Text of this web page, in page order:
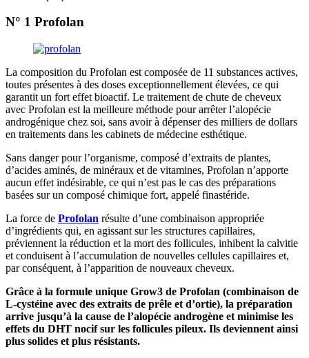
N° 1 Profolan
La composition du Profolan est composée de 11 substances actives,
toutes présentes à des doses exceptionnellement élevées, ce qui
garantit un fort effet bioactif. Le traitement de chute de cheveux
avec Profolan est la meilleure méthode pour arrêter l’alopécie
androgénique chez soi, sans avoir à dépenser des milliers de dollars
en traitements dans les cabinets de médecine esthétique.
Sans danger pour l’organisme, composé d’extraits de plantes,
d’acides aminés, de minéraux et de vitamines, Profolan n’apporte
aucun effet indésirable, ce qui n’est pas le cas des préparations
basées sur un composé chimique fort, appelé finastéride.
La force de Profolan résulte d’une combinaison appropriée
d’ingrédients qui, en agissant sur les structures capillaires,
préviennent la réduction et la mort des follicules, inhibent la calvitie
et conduisent à l’accumulation de nouvelles cellules capillaires et,
par conséquent, à l’apparition de nouveaux cheveux.
Grâce à la formule unique Grow3 de Profolan (combinaison de
L-cystéine avec des extraits de prêle et d’ortie), la préparation
arrive jusqu’à la cause de l’alopécie androgène et minimise les
effets du DHT nocif sur les follicules pileux. Ils deviennent ainsi
plus solides et plus résistants.